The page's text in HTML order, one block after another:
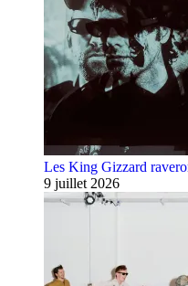
Les King Gizzard
9 juillet 2026